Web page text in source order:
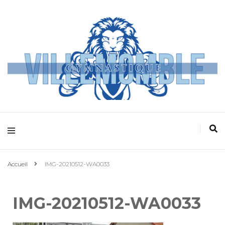
Villemomble
Gymnastique
Accueil IMG-20210512-WA0033
IMG-20210512-WA0033